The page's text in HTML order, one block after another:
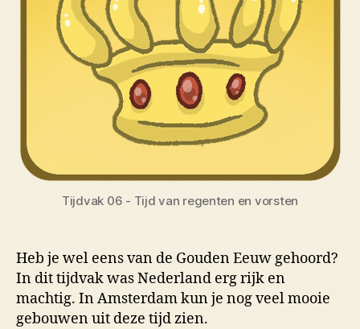
Tijdvak 06 - Tijd van regenten en vorsten
Heb je wel eens van de Gouden Eeuw gehoord?
In dit tijdvak was Nederland erg rijk en
machtig. In Amsterdam kun je nog veel mooie
gebouwen uit deze tijd zien.